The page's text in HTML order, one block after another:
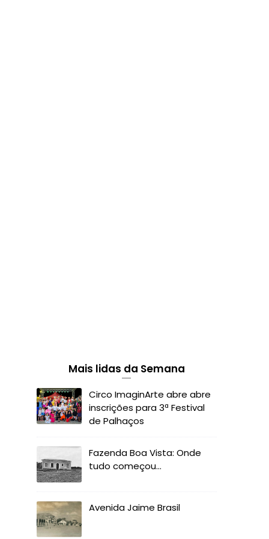
Mais lidas da Semana
Circo ImaginArte abre abre
inscrições para 3ª Festival
de Palhaços
Fazenda Boa Vista: Onde
tudo começou...
Avenida Jaime Brasil